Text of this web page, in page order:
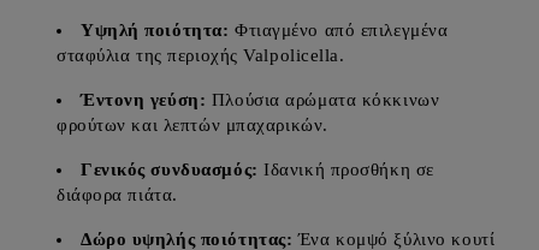
Υψηλή ποιότητα: Φτιαγμένο από επιλεγμένα
σταφύλια της περιοχής Valpolicella.
Έντονη γεύση: Πλούσια αρώματα κόκκινων
φρούτων και λεπτών μπαχαρικών.
Γενικός συνδυασμός: Ιδανική προσθήκη σε
διάφορα πιάτα.
Δώρο υψηλής ποιότητας: Ένα κομψό ξύλινο κουτί